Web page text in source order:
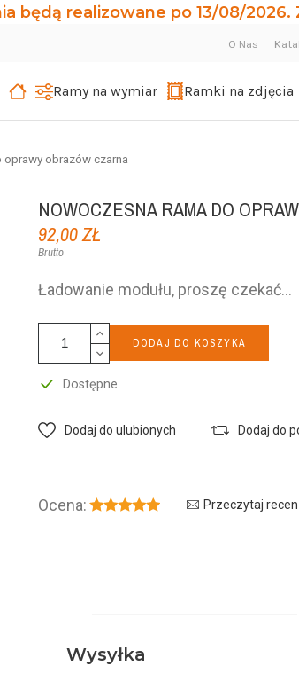
będą realizowane po 13/08/2026.
O Nas
Ramy na wymiar Ramki na zdjęcia
obrazów czarna
NOWOCZESNA RAMA DO
92,00 ZŁ
Brutto
DODAJ DO KOSZYKA
Dostępne
Dodaj do ulubionych Dodaj do
Ocena: Przeczytaj
Wysyłka